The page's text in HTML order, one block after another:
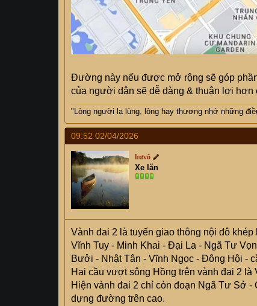
Đường này nếu được mở rộng sẽ góp
của người dân sẽ dễ dàng & thuận lợi hơn
"Lòng người lạ lùng, lòng hay thương nhớ những
09:52 02/04/2026
hưvô
Xe lăn
Vành đai 2 là tuyến giao thông nội đô
Vĩnh Tuy - Minh Khai - Đại La - Ngã Tư
Bưởi - Nhật Tân - Vĩnh Ngọc - Đông Hội -
Hai cầu vượt sông Hồng trên vành đai 2
Hiện vành đai 2 chỉ còn đoạn Ngã Tư Sở
dựng đường trên cao.